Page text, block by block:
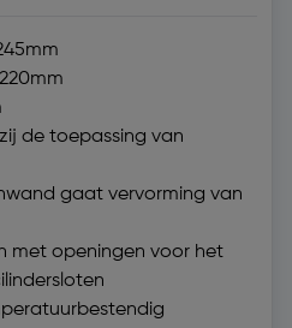
de toepassing van
gaat vervorming van
met openingen voor het